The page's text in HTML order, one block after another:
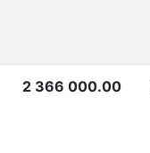
2 366 000.00